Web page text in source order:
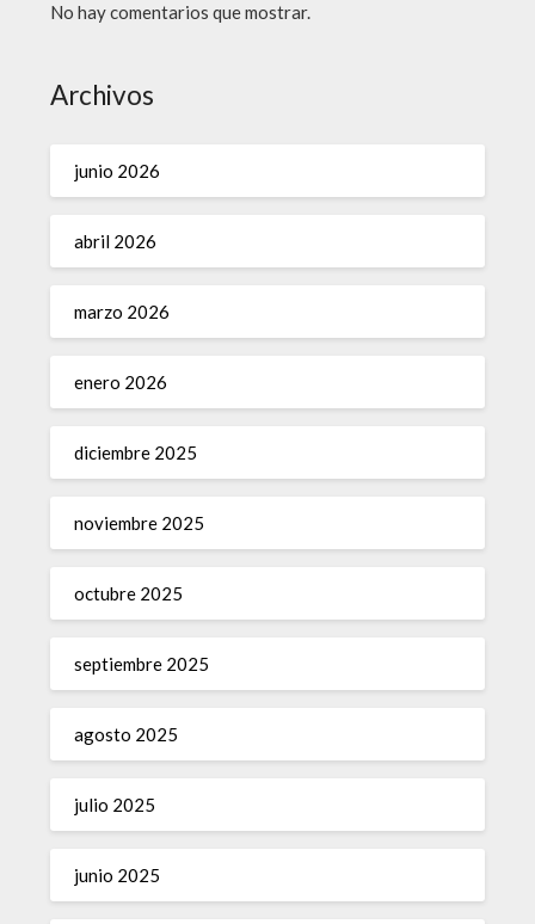
No hay comentarios que mostrar.
Archivos
junio 2026
abril 2026
marzo 2026
enero 2026
diciembre 2025
noviembre 2025
octubre 2025
septiembre 2025
agosto 2025
julio 2025
junio 2025